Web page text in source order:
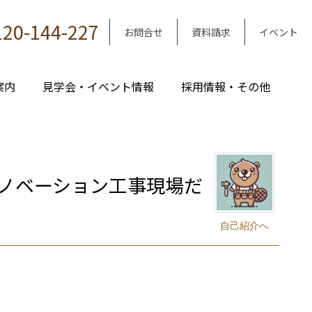
144-227 お問合せ 資料請求 イベント
内 見学会・イベント情報 採用情報・その他
自己紹介へ
ベーション工事現場だ